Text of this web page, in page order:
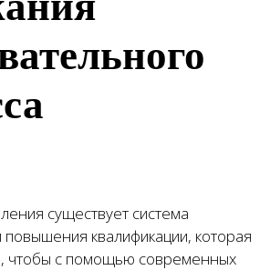
существует система
повышения квалификации, которая
чтобы с помощью современных